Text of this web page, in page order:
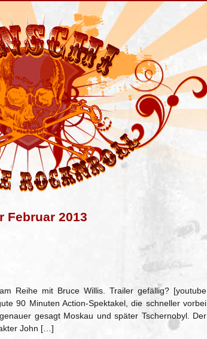
Februar 2013
Reihe mit Bruce Willis. Trailer gefällig? [youtube
90 Minuten Action-Spektakel, die schneller vorbei
gesagt Moskau und später Tschernobyl. Der
John […]